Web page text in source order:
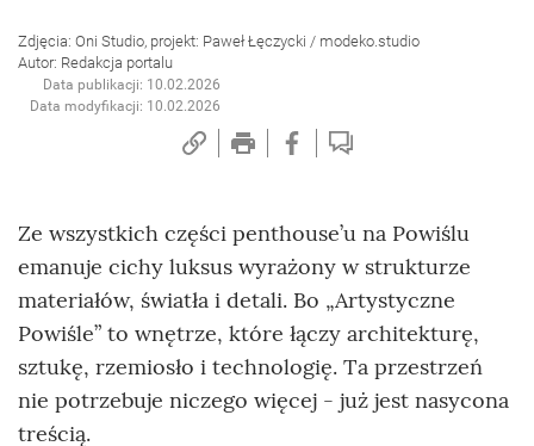
Zdjęcia: Oni Studio, projekt: Paweł Łęczycki / modeko.studio
Autor: Redakcja portalu
Data publikacji: 10.02.2026
Data modyfikacji: 10.02.2026
Ze wszystkich części penthouse’u na Powiślu
emanuje cichy luksus wyrażony w strukturze
materiałów, światła i detali. Bo „Artystyczne
Powiśle” to wnętrze, które łączy architekturę,
sztukę, rzemiosło i technologię. Ta przestrzeń
nie potrzebuje niczego więcej - już jest nasycona
treścią.